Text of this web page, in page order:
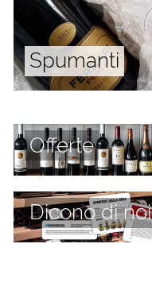
Spumanti
Offerte
Dicono di noi